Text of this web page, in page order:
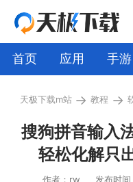
首页 应用 手游
天极下载m站 → 教程 →
搜狗拼音输入
轻松化解只
作者：rw 发布时